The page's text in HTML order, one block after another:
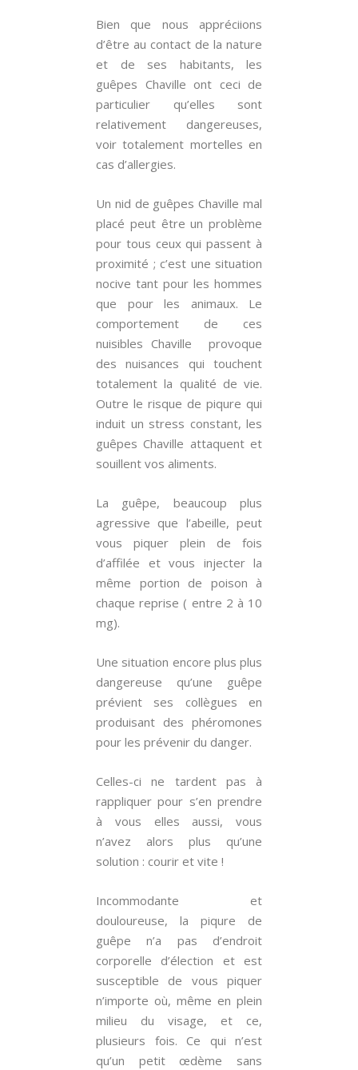
Bien que nous appréciions
d’être au contact de la nature
et de ses habitants, les
guêpes Chaville ont ceci de
particulier qu’elles sont
relativement dangereuses,
voir totalement mortelles en
cas d’allergies.
Un nid de guêpes Chaville mal
placé peut être un problème
pour tous ceux qui passent à
proximité ; c’est une situation
nocive tant pour les hommes
que pour les animaux. Le
comportement de ces
nuisibles Chaville provoque
des nuisances qui touchent
totalement la qualité de vie.
Outre le risque de piqure qui
induit un stress constant, les
guêpes Chaville attaquent et
souillent vos aliments.
La guêpe, beaucoup plus
agressive que l’abeille, peut
vous piquer plein de fois
d’affilée et vous injecter la
même portion de poison à
chaque reprise ( entre 2 à 10
mg).
Une situation encore plus plus
dangereuse qu’une guêpe
prévient ses collègues en
produisant des phéromones
pour les prévenir du danger.
Celles-ci ne tardent pas à
rappliquer pour s’en prendre
à vous elles aussi, vous
n’avez alors plus qu’une
solution : courir et vite !
Incommodante et
douloureuse, la piqure de
guêpe n’a pas d’endroit
corporelle d’élection et est
susceptible de vous piquer
n’importe où, même en plein
milieu du visage, et ce,
plusieurs fois. Ce qui n’est
qu’un petit œdème sans